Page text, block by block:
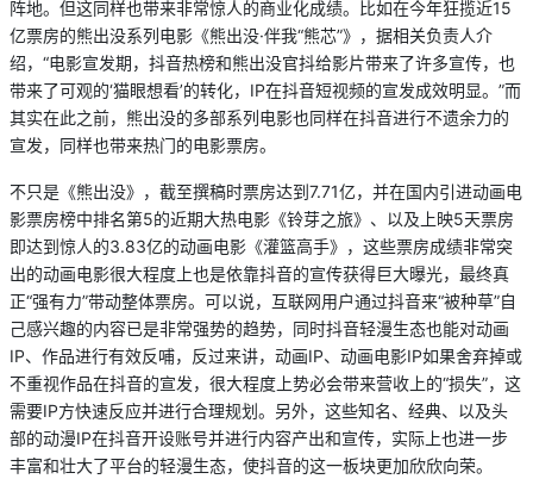
阵地。但这同样也带来非常惊人的商业化成绩。比如在今年狂揽近15
亿票房的熊出没系列电影《熊出没·伴我“熊芯”》，据相关负责人介
绍，“电影宣发期，抖音热榜和熊出没官抖给影片带来了许多宣传，也
带来了可观的‘猫眼想看’的转化，IP在抖音短视频的宣发成效明显。”而
其实在此之前，熊出没的多部系列电影也同样在抖音进行不遗余力的
宣发，同样也带来热门的电影票房。
不只是《熊出没》，截至撰稿时票房达到7.71亿，并在国内引进动画电
影票房榜中排名第5的近期大热电影《铃芽之旅》、以及上映5天票房
即达到惊人的3.83亿的动画电影《灌篮高手》，这些票房成绩非常突
出的动画电影很大程度上也是依靠抖音的宣传获得巨大曝光，最终真
正“强有力”带动整体票房。可以说，互联网用户通过抖音来“被种草”自
己感兴趣的内容已是非常强势的趋势，同时抖音轻漫生态也能对动画
IP、作品进行有效反哺，反过来讲，动画IP、动画电影IP如果舍弃掉或
不重视作品在抖音的宣发，很大程度上势必会带来营收上的“损失”，这
需要IP方快速反应并进行合理规划。另外，这些知名、经典、以及头
部的动漫IP在抖音开设账号并进行内容产出和宣传，实际上也进一步
丰富和壮大了平台的轻漫生态，使抖音的这一板块更加欣欣向荣。